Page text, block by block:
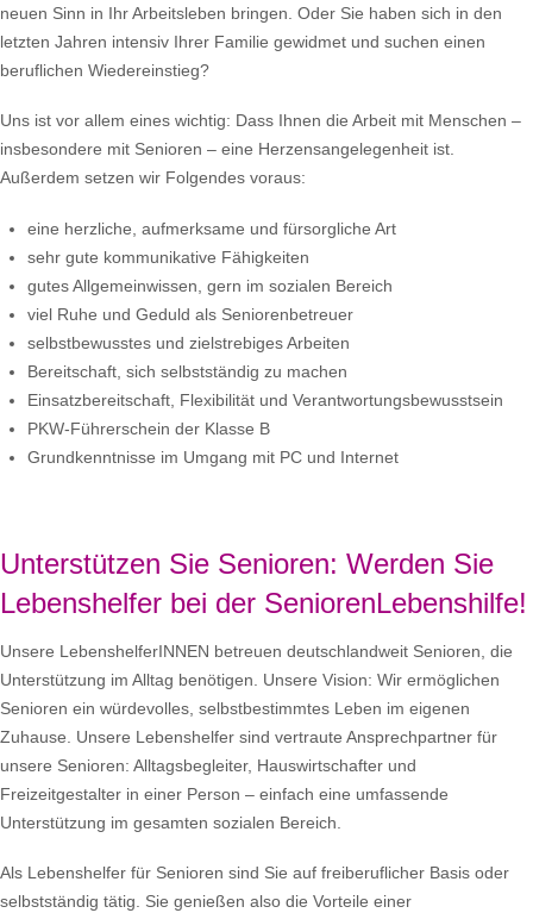
neuen Sinn in Ihr Arbeitsleben bringen. Oder Sie haben sich in den
letzten Jahren intensiv Ihrer Familie gewidmet und suchen einen
beruflichen Wiedereinstieg?
Uns ist vor allem eines wichtig: Dass Ihnen die Arbeit mit Menschen –
insbesondere mit Senioren – eine Herzensangelegenheit ist.
Außerdem setzen wir Folgendes voraus:
eine herzliche, aufmerksame und fürsorgliche Art
sehr gute kommunikative Fähigkeiten
gutes Allgemeinwissen, gern im sozialen Bereich
viel Ruhe und Geduld als Seniorenbetreuer
selbstbewusstes und zielstrebiges Arbeiten
Bereitschaft, sich selbstständig zu machen
Einsatzbereitschaft, Flexibilität und Verantwortungsbewusstsein
PKW-Führerschein der Klasse B
Grundkenntnisse im Umgang mit PC und Internet
Unterstützen Sie Senioren: Werden Sie
Lebenshelfer bei der SeniorenLebenshilfe!
Unsere LebenshelferINNEN betreuen deutschlandweit Senioren, die
Unterstützung im Alltag benötigen. Unsere Vision: Wir ermöglichen
Senioren ein würdevolles, selbstbestimmtes Leben im eigenen
Zuhause. Unsere Lebenshelfer sind vertraute Ansprechpartner für
unsere Senioren: Alltagsbegleiter, Hauswirtschafter und
Freizeitgestalter in einer Person – einfach eine umfassende
Unterstützung im gesamten sozialen Bereich.
Als Lebenshelfer für Senioren sind Sie auf freiberuflicher Basis oder
selbstständig tätig. Sie genießen also die Vorteile einer